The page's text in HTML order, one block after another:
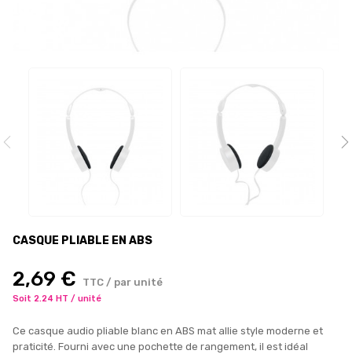
CASQUE PLIABLE EN ABS
2,69 € TTC / par unité
Soit 2.24 HT / unité
Ce casque audio pliable blanc en ABS mat allie style moderne et
praticité. Fourni avec une pochette de rangement, il est idéal